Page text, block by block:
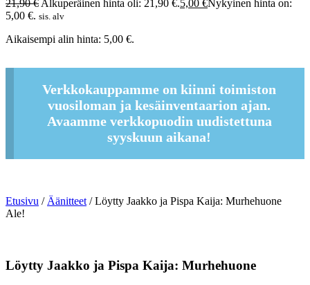
21,90€ Alkuperäinen hinta oli: 21,90 €.5,00 €Nykyinen hinta on:
5,00 €. sis. alv
Aikaisempi alin hinta: 5,00 €.
Verkkokauppamme on kiinni toimiston
vuosiloman ja kesäinventaarion ajan.
Avaamme verkkopuodin uudistettuna
syyskuun aikana!
Etusivu /Äänitteet/ Löytty Jaakko ja Pispa Kaija: Murhehuone
Ale!
Löytty Jaakko ja Pispa Kaija: Murhehuone